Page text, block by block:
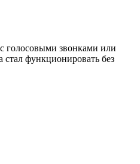
голосовыми звонками или
функционировать без